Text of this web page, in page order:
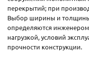
перекрытий; при
Выбор ширины и толщины
определяются
нагрузкой, условий
прочности конструкции.